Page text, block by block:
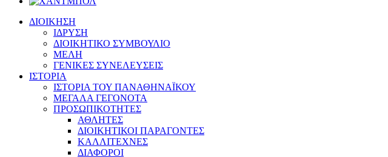
ΔΙΟΙΚΗΣΗ
ΙΔΡΥΣΗ
ΔΙΟΙΚΗΤΙΚΟ ΣΥΜΒΟΥΛΙΟ
ΜΕΛΗ
ΓΕΝΙΚΕΣ ΣΥΝΕΛΕΥΣΕΙΣ
ΙΣΤΟΡΙΑ
ΙΣΤΟΡΙΑ ΤΟΥ ΠΑΝΑΘΗΝΑΪΚΟΥ
ΜΕΓΑΛΑ ΓΕΓΟΝΟΤΑ
ΠΡΟΣΩΠΙΚΟΤΗΤΕΣ
ΑΘΛΗΤΕΣ
ΔΙΟΙΚΗΤΙΚΟΙ ΠΑΡΑΓΟΝΤΕΣ
ΚΑΛΛΙΤΕΧΝΕΣ
ΔΙΑΦΟΡΟΙ